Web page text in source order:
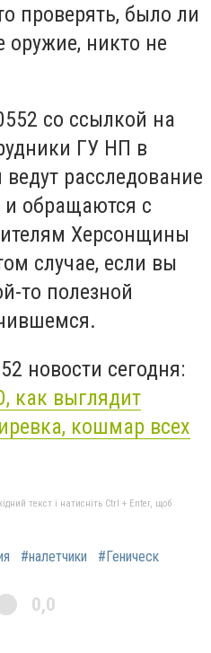
проверять, было ли
оружие, никто не
со ссылкой на
ГУ НП в
расследование
и обращаются с
Херсонщины
случае, если вы
то полезной
новости сегодня:
как выглядит
кошмар всех
текст і натисніть Ctrl + Enter, щоб
#налетчики #Геническ
0,0